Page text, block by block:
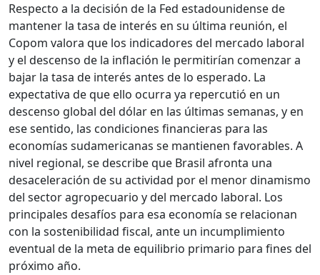
Respecto a la decisión de la Fed estadounidense de
mantener la tasa de interés en su última reunión, el
Copom valora que los indicadores del mercado laboral
y el descenso de la inflación le permitirían comenzar a
bajar la tasa de interés antes de lo esperado. La
expectativa de que ello ocurra ya repercutió en un
descenso global del dólar en las últimas semanas, y en
ese sentido, las condiciones financieras para las
economías sudamericanas se mantienen favorables. A
nivel regional, se describe que Brasil afronta una
desaceleración de su actividad por el menor dinamismo
del sector agropecuario y del mercado laboral. Los
principales desafíos para esa economía se relacionan
con la sostenibilidad fiscal, ante un incumplimiento
eventual de la meta de equilibrio primario para fines del
próximo año.